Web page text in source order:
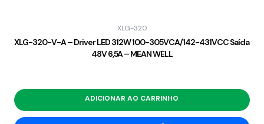
XLG-320
XLG-320-V-A – Driver LED 312W 100-305VCA/142-431VCC Saída
48V 6,5A – MEAN WELL
ADICIONAR AO CARRINHO